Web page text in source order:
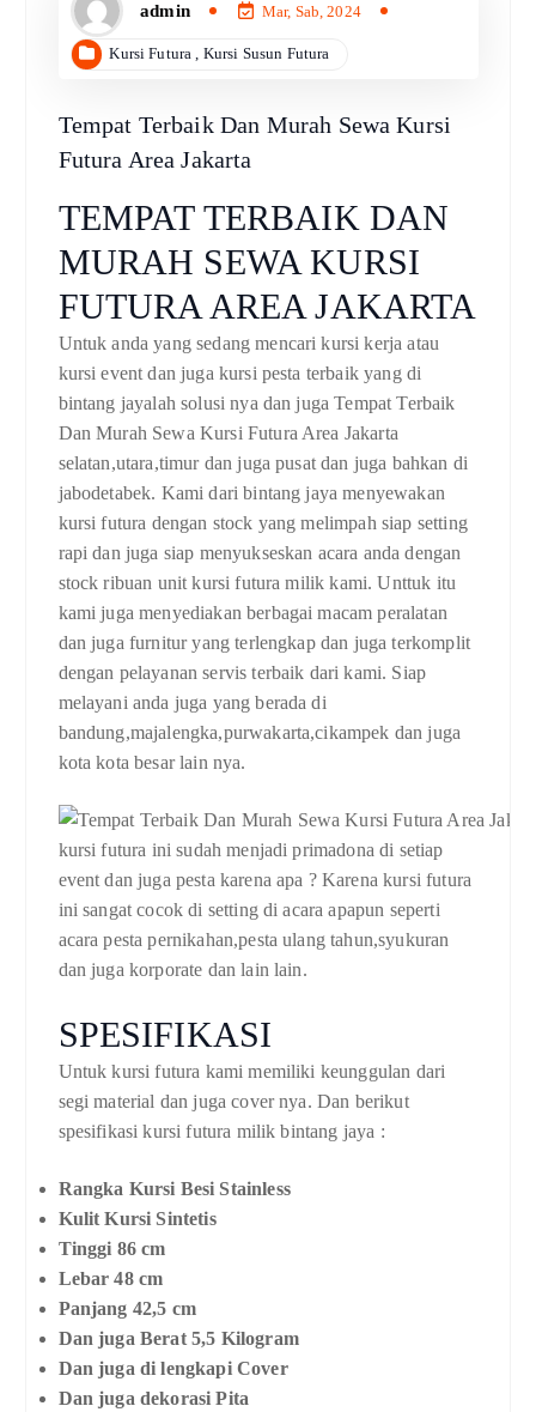
admin Mar, Sab, 2024
Kursi Futura , Kursi Susun Futura
Tempat Terbaik Dan Murah Sewa Kursi
Futura Area Jakarta
TEMPAT TERBAIK DAN
MURAH SEWA KURSI
FUTURA AREA JAKARTA
Untuk anda yang sedang mencari kursi kerja atau
kursi event dan juga kursi pesta terbaik yang di
bintang jayalah solusi nya dan juga Tempat Terbaik
Dan Murah Sewa Kursi Futura Area Jakarta
selatan,utara,timur dan juga pusat dan juga bahkan di
jabodetabek. Kami dari bintang jaya menyewakan
kursi futura dengan stock yang melimpah siap setting
rapi dan juga siap menyukseskan acara anda dengan
stock ribuan unit kursi futura milik kami. Unttuk itu
kami juga menyediakan berbagai macam peralatan
dan juga furnitur yang terlengkap dan juga terkomplit
dengan pelayanan servis terbaik dari kami. Siap
melayani anda juga yang berada di
bandung,majalengka,purwakarta,cikampek dan juga
kota kota besar lain nya.
kursi futura ini sudah menjadi primadona di setiap
event dan juga pesta karena apa ? Karena kursi futura
ini sangat cocok di setting di acara apapun seperti
acara pesta pernikahan,pesta ulang tahun,syukuran
dan juga korporate dan lain lain.
SPESIFIKASI
Untuk kursi futura kami memiliki keunggulan dari
segi material dan juga cover nya. Dan berikut
spesifikasi kursi futura milik bintang jaya :
Rangka Kursi Besi Stainless
Kulit Kursi Sintetis
Tinggi 86 cm
Lebar 48 cm
Panjang 42,5 cm
Dan juga Berat 5,5 Kilogram
Dan juga di lengkapi Cover
Dan juga dekorasi Pita